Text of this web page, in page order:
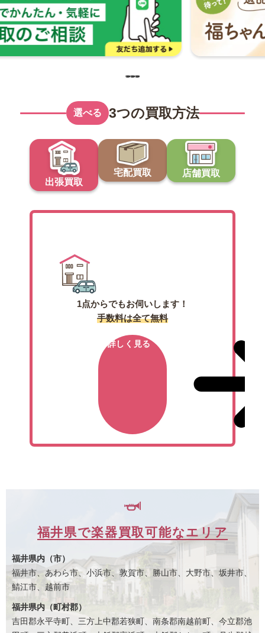
選べる 3つの買取方法
出張買取
宅配買取 店舗買取
1点からでもお伺いします！
手数料は全て無料
詳しく見る
福井県で楽器買取可能なエリア
福井県内（市）
福井市、あわら市、小浜市、敦賀市、勝山市、大野市、坂井市、
鯖江市、越前市
福井県内（町村郡）
吉田郡永平寺町、三方上中郡若狭町、南条郡南越前町、今立郡池